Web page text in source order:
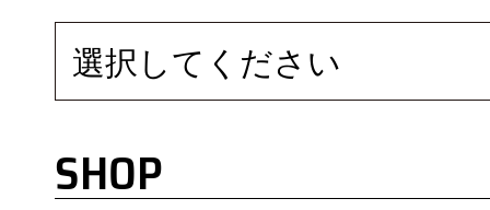
選択してください
SHOP